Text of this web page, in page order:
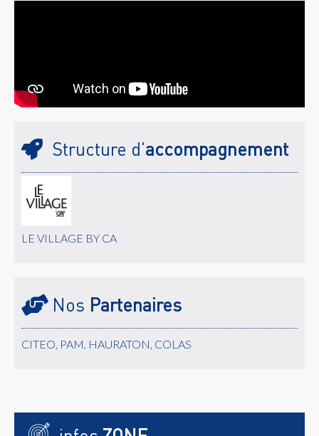
Structure d'accompagnement
LE VILLAGE BY CA
Nos Partenaires
CITEO, PAM, HAURATON, COLAS